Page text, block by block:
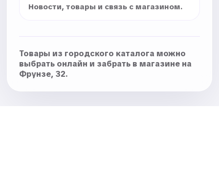
Новости, товары и связь с магазином.
Товары из городского каталога можно
выбрать онлайн и забрать в магазине на
Фрунзе, 32.